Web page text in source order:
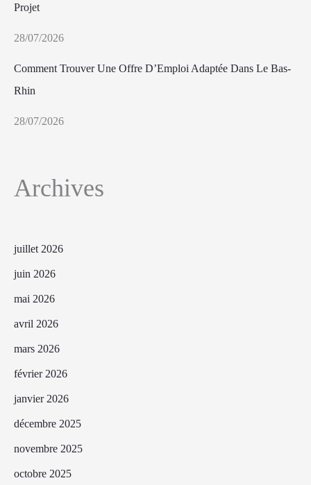
Projet
28/07/2026
Comment Trouver Une Offre D’Emploi Adaptée Dans Le Bas-
Rhin
28/07/2026
Archives
juillet 2026
juin 2026
mai 2026
avril 2026
mars 2026
février 2026
janvier 2026
décembre 2025
novembre 2025
octobre 2025